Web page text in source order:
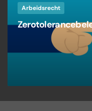
Arbeidsrecht